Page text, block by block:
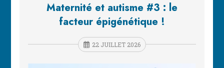
Maternité et autisme #3 : le
facteur épigénétique !
22 JUILLET 2026